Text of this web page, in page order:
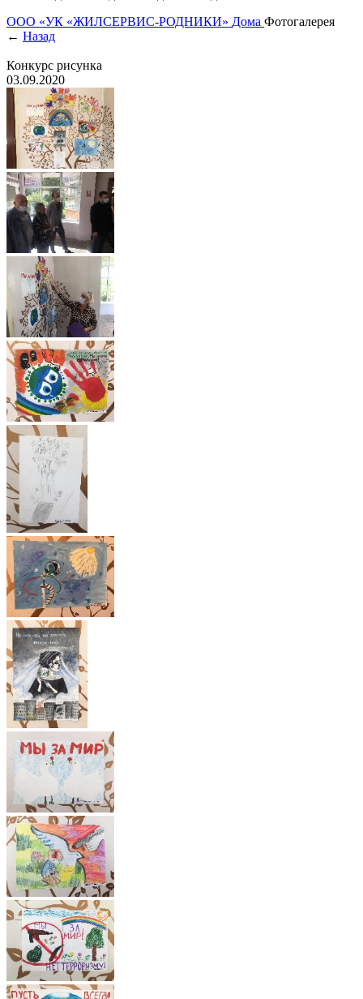
ООО «УК «ЖИЛСЕРВИС-РОДНИКИ» Дома Фотогалерея
← Назад
Конкурс рисунка
03.09.2020